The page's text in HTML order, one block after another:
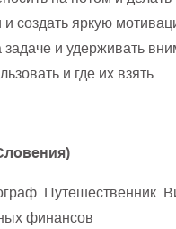
и создать яркую
задаче и удерживать
и где их взять.
Путешественник.
финансов